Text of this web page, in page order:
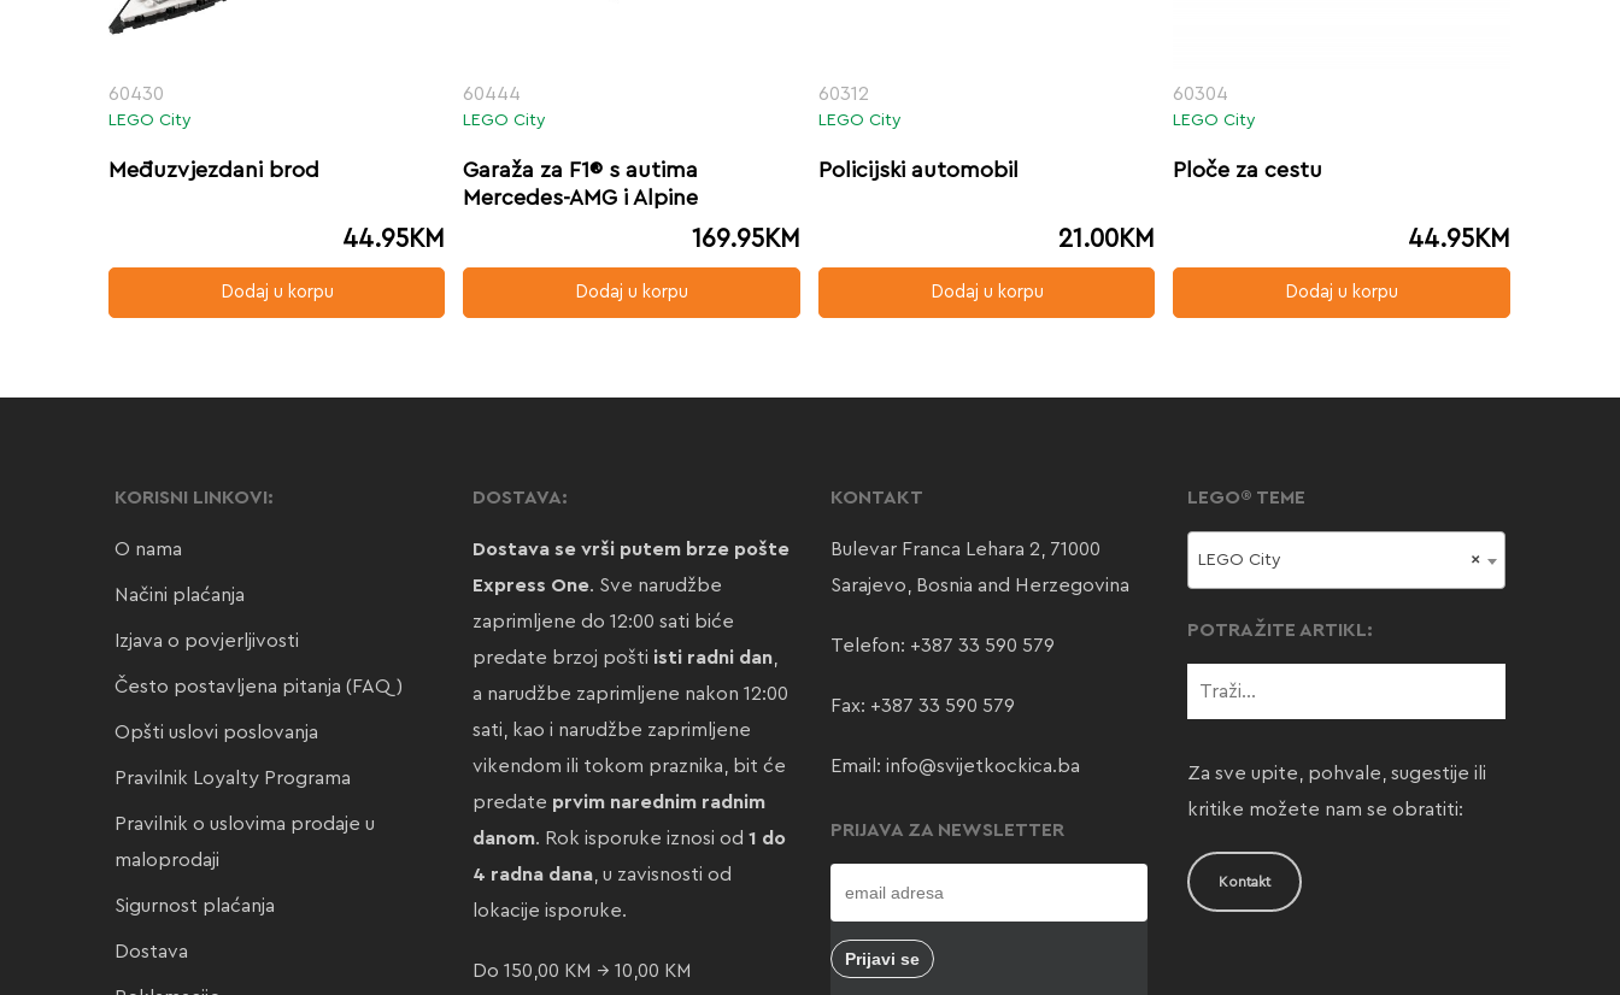
60430
LEGO City
Međuzvjezdani brod
44.95KM
Dodaj u korpu
60444
LEGO City
Garaža za F1® s autima
Mercedes-AMG i Alpine
169.95KM
Dodaj u korpu
60312
LEGO City
Policijski automobil
21.00KM
Dodaj u korpu
60304
LEGO City
Ploče za cestu
44.95KM
Dodaj u korpu
KORISNI LINKOVI:
O nama
Načini plaćanja
Izjava o povjerljivosti
Često postavljena pitanja (FAQ)
Opšti uslovi poslovanja
Pravilnik Loyalty Programa
Pravilnik o uslovima prodaje u
maloprodaji
Sigurnost plaćanja
Dostava
DOSTAVA:
Dostava se vrši putem brze pošte
Express One. Sve narudžbe
zaprimljene do 12:00 sati biće
predate brzoj pošti isti radni dan,
a narudžbe zaprimljene nakon 12:00
sati, kao i narudžbe zaprimljene
vikendom ili tokom praznika, bit će
predate prvim narednim radnim
danom. Rok isporuke iznosi od 1 do
4 radna dana, u zavisnosti od
lokacije isporuke.
Do 150,00 KM → 10,00 KM
KONTAKT
Bulevar Franca Lehara 2, 71000
Sarajevo, Bosnia and Herzegovina
Telefon: +387 33 590 579
Fax: +387 33 590 579
Email: info@svijetkockica.ba
PRIJAVA ZA NEWSLETTER
LEGO® TEME
×
LEGO City
POTRAŽITE ARTIKL:
Za sve upite, pohvale, sugestije ili
kritike možete nam se obratiti:
Kontakt